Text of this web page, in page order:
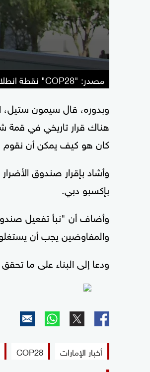
مصدر: "COP28" نقطة انطلاق لدعم التنمية المستدامة عالميا
وبدوره، قال سيمون ستيل،
هناك قرار تاريخي في قمة
كان هو كيف يمكن أن نقوم بعد عام واحد و5
وأشاد بإقرار صندوق
بإكسبو دبي.
وأضاف أن "نبأ تفعيل
والمفاوضين يجب أن
ودعا إلى البناء على ما
أخبار الإمارات COP28